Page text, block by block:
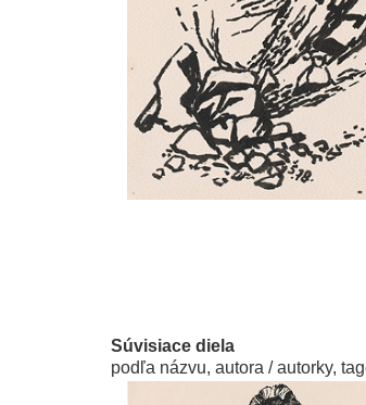
Súvisiace diela
podľa názvu, autora / autorky,